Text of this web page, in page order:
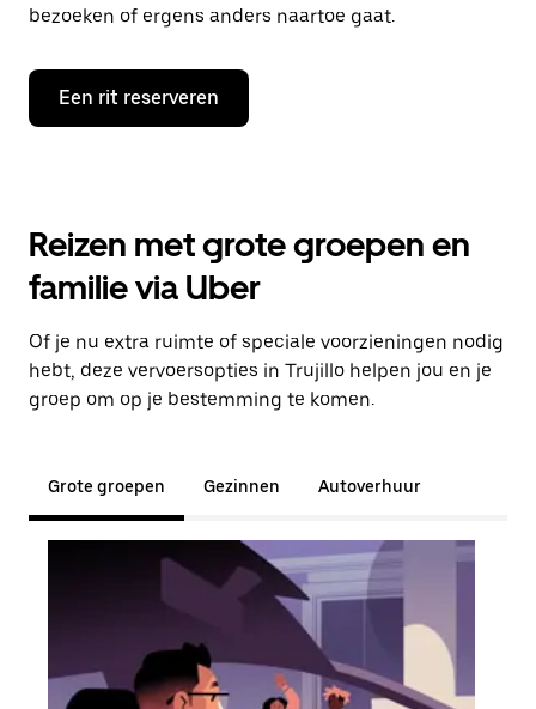
bezoeken of ergens anders naartoe gaat.
Een rit reserveren
Reizen met grote groepen en
familie via Uber
Of je nu extra ruimte of speciale voorzieningen nodig
hebt, deze vervoersopties in Trujillo helpen jou en je
groep om op je bestemming te komen.
Grote groepen Gezinnen Autoverhuur